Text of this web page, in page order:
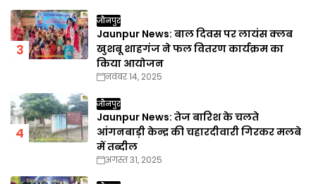
जौनपुर
Jaunpur News: बाल दिवस पर लायंस क्लब
खुशबू शाहगंज ने फल वितरण कार्यक्रम का
किया आयोजन
नवंबर 14, 2025
जौनपुर
Jaunpur News: तेज बारिश के चलते
आंगनबाड़ी केन्द्र की चहारदीवारी गिरकर मलबे
में तब्दील
अगस्त 31, 2025